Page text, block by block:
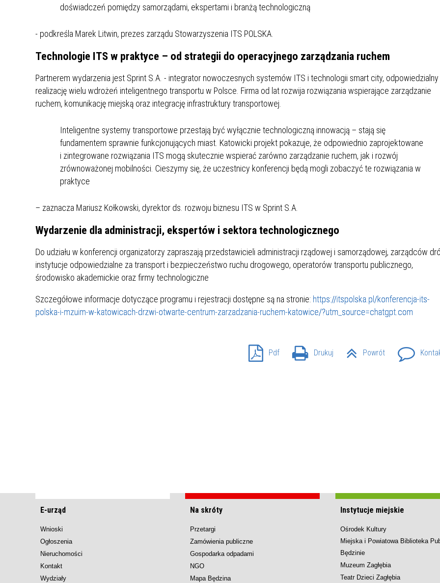
doświadczeń pomiędzy samorządami, ekspertami i branżą technologiczną
- podkreśla Marek Litwin, prezes zarządu Stowarzyszenia ITS POLSKA.
Technologie ITS w praktyce – od strategii do operacyjnego zarządzania ruchem
Partnerem wydarzenia jest Sprint S.A. - integrator nowoczesnych systemów ITS i technologii smart city,
realizację wielu wdrożeń inteligentnego transportu w Polsce. Firma od lat rozwija rozwiązania wspierające zarządzanie
ruchem, komunikację miejską oraz integrację infrastruktury transportowej.
Inteligentne systemy transportowe przestają być wyłącznie technologiczną innowacją – stają się
fundamentem sprawnie funkcjonujących miast. Katowicki projekt pokazuje, że odpowiednio zaprojektowane
i zintegrowane rozwiązania ITS mogą skutecznie wspierać zarówno zarządzanie ruchem, jak i rozwój
zrównoważonej mobilności. Cieszymy się, że uczestnicy konferencji będą mogli zobaczyć te rozwiązania w
praktyce
– zaznacza Mariusz Kołkowski, dyrektor ds. rozwoju biznesu ITS w Sprint S.A.
Wydarzenie dla administracji, ekspertów i sektora technologicznego
Do udziału w konferencji organizatorzy zapraszają przedstawicieli administracji rządowej i samorządowej, zarządców
instytucje odpowiedzialne za transport i bezpieczeństwo ruchu drogowego, operatorów transportu publicznego,
środowisko akademickie oraz firmy technologiczne
Szczegółowe informacje dotyczące programu i rejestracji dostępne są na stronie: https://itspolska.pl/konferencja-its-
polska-i-mzuim-w-katowicach-drzwi-otwarte-centrum-zarzadzania-ruchem-katowice/?utm_source=chatgpt.com
Pdf Drukuj Powrót
E-urząd
Wnioski
Ogłoszenia
Nieruchomości
Kontakt
Wydziały
Na skróty
Przetargi
Zamówienia publiczne
Gospodarka odpadami
NGO
Mapa Będzina
Instytucje miejskie
Ośrodek Kultury
Miejska i Powiatowa Biblioteka
Będzinie
Muzeum Zagłębia
Teatr Dzieci Zagłębia